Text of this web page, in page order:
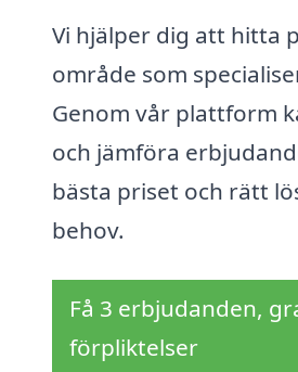
Vi hjälper dig att hitta
område som
Genom vår plattform
och jämföra
bästa priset och rätt
behov.
Få 3 erbjudanden,
förpliktelser